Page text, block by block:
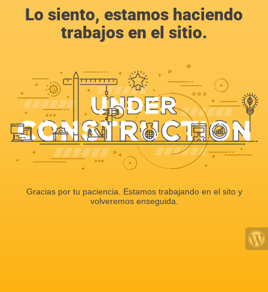
Lo siento, estamos haciendo
trabajos en el sitio.
Gracias por tu paciencia. Estamos trabajando en el sito y
volveremos enseguida.